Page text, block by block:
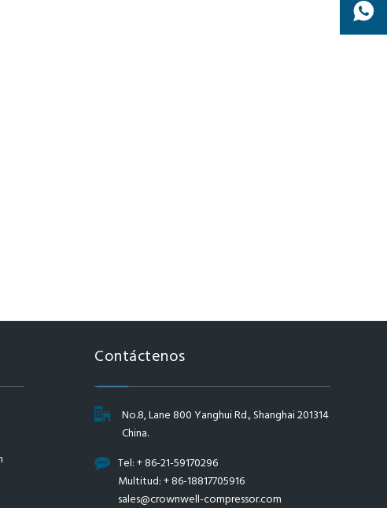
Contáctenos
No.8, Lane 800 Yanghui Rd., Shanghai 201314
China.
Tel: + 86-21-59170296
Multitud: + 86-18817705916
sales@crownwell-compressor.com